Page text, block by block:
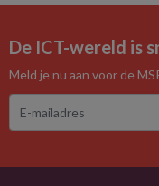
De ICT-wereld is
Meld je nu aan voor de